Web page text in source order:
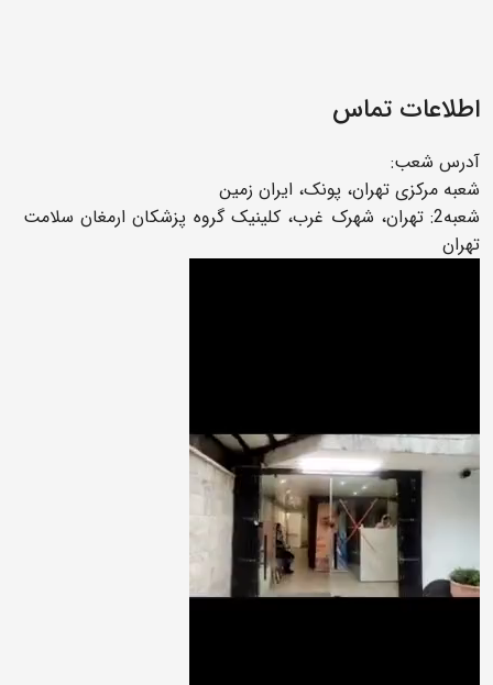
اطلاعات تماس
آدرس شعب:
شعبه مرکزی تهران، پونک، ایران زمین
شعبه2: تهران، شهرک غرب، کلینیک گروه پزشکان ارمغان سلامت
تهران